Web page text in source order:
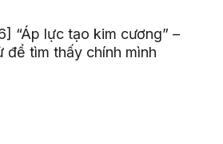
“Áp lực tạo kim cương” –
để tìm thấy chính mình